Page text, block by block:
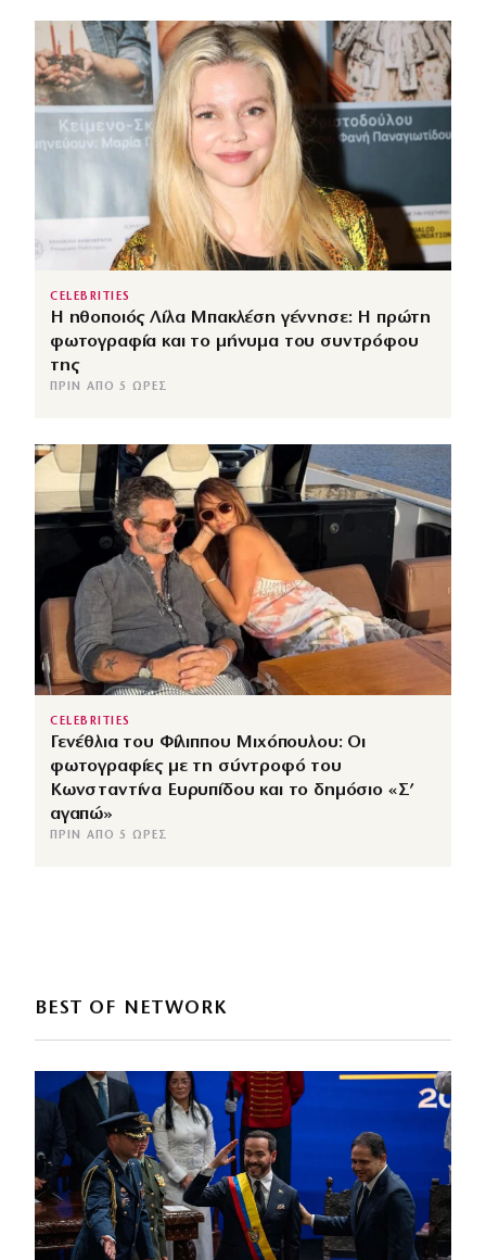
CELEBRITIES
Η ηθοποιός Λίλα Μπακλέση γέννησε: Η πρώτη
φωτογραφία και το μήνυμα του συντρόφου
της
ΠΡΙΝ ΑΠΌ 5 ΏΡΕΣ
CELEBRITIES
Γενέθλια του Φίλιππου Μιχόπουλου: Οι
φωτογραφίες με τη σύντροφό του
Κωνσταντίνα Ευρυπίδου και το δημόσιο «Σ’
αγαπώ»
ΠΡΙΝ ΑΠΌ 5 ΏΡΕΣ
BEST OF NETWORK